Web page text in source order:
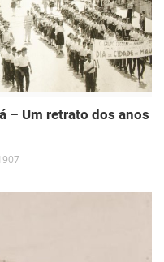
– Um retrato dos anos